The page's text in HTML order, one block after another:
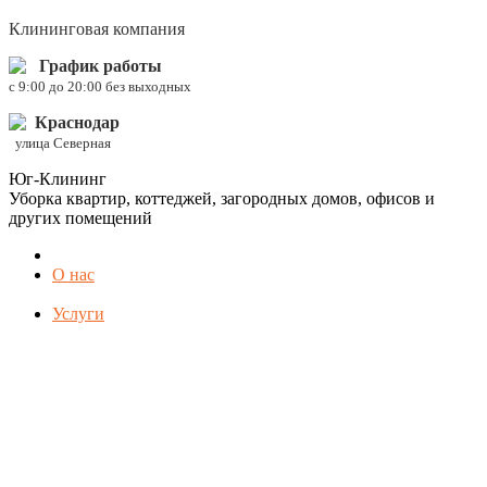
Клининговая компания
График работы
c 9:00 до 20:00 без выходных
Краснодар
улица Северная
Юг-Клининг
Уборка квартир, коттеджей, загородных домов, офисов и
других помещений
О нас
Услуги